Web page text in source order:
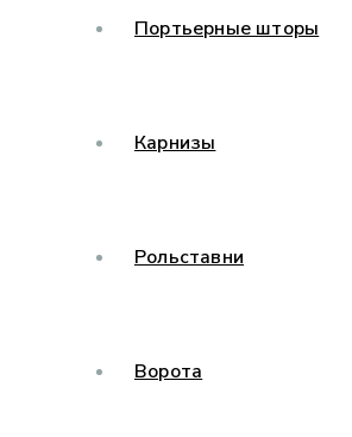
Портьерные шторы
Карнизы
Рольставни
Ворота